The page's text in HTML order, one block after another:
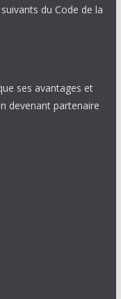
du Code de la
ses avantages et
devenant partenaire